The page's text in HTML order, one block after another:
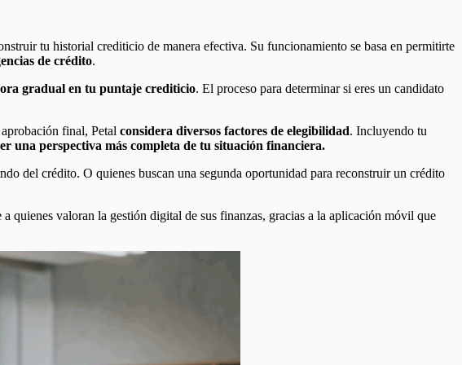
tu historial crediticio de manera efectiva. Su funcionamiento se basa en permitirte
de crédito.
gradual en tu puntaje crediticio. El proceso para determinar si eres un candidato
aprobación final, Petal considera diversos factores de elegibilidad. Incluyendo tu
una perspectiva más completa de tu situación financiera.
del crédito. O quienes buscan una segunda oportunidad para reconstruir un crédito
quienes valoran la gestión digital de sus finanzas, gracias a la aplicación móvil que